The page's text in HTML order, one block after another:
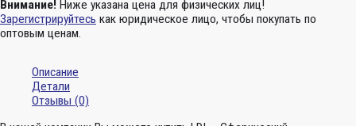
Внимание! Ниже указана цена для физических лиц!
Зарегистрируйтесь как юридическое лицо, чтобы покупать по
оптовым ценам.
Описание
Детали
Отзывы (0)